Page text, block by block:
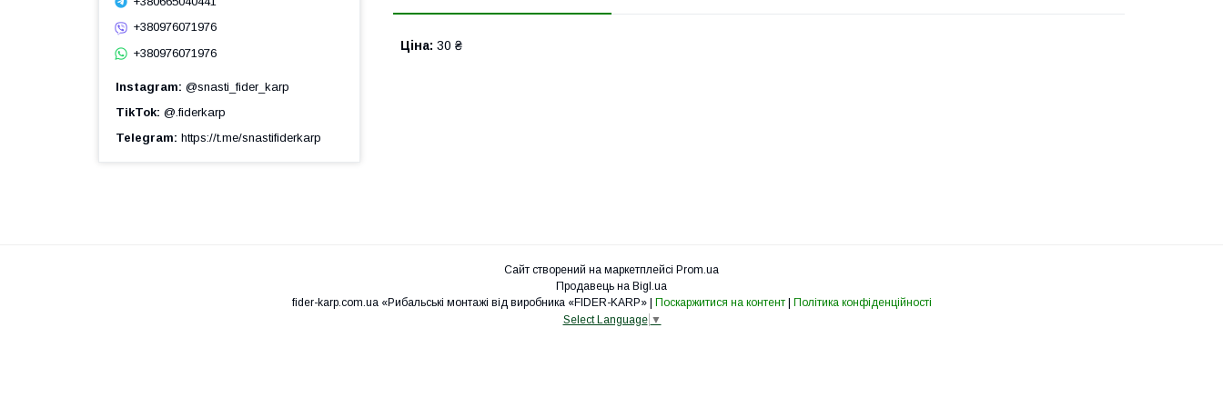
Ціна: 30 ₴
+380976071976
+380976071976
Instagram @snasti_fider_karp
TikTok @.fiderkarp
Telegram https://t.me/snastifiderkarp
Сайт створений на маркетплейсі Prom.ua
Продавець на Bigl.ua
Поскаржитися на контент
Політика конфіденційності
Select Language ▼